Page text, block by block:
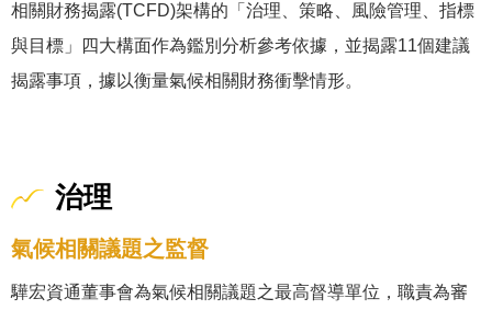
相關財務揭露(TCFD)架構的「治理、策略、風險管理、指標
與目標」四大構面作為鑑別分析參考依據，並揭露11個建議
揭露事項，據以衡量氣候相關財務衝擊情形。
治理
氣候相關議題之監督
驊宏資通董事會為氣候相關議題之最高督導單位，職責為審